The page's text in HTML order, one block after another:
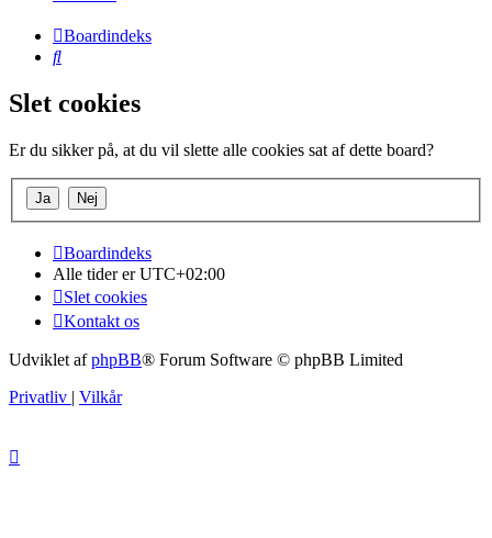
Boardindeks
Søg
Slet cookies
Er du sikker på, at du vil slette alle cookies sat af dette board?
Boardindeks
Alle tider erUTC+02:00
Slet cookies
Kontakt os
Udviklet afphpBB® Forum Software © phpBB Limited
Privatliv | Vilkår